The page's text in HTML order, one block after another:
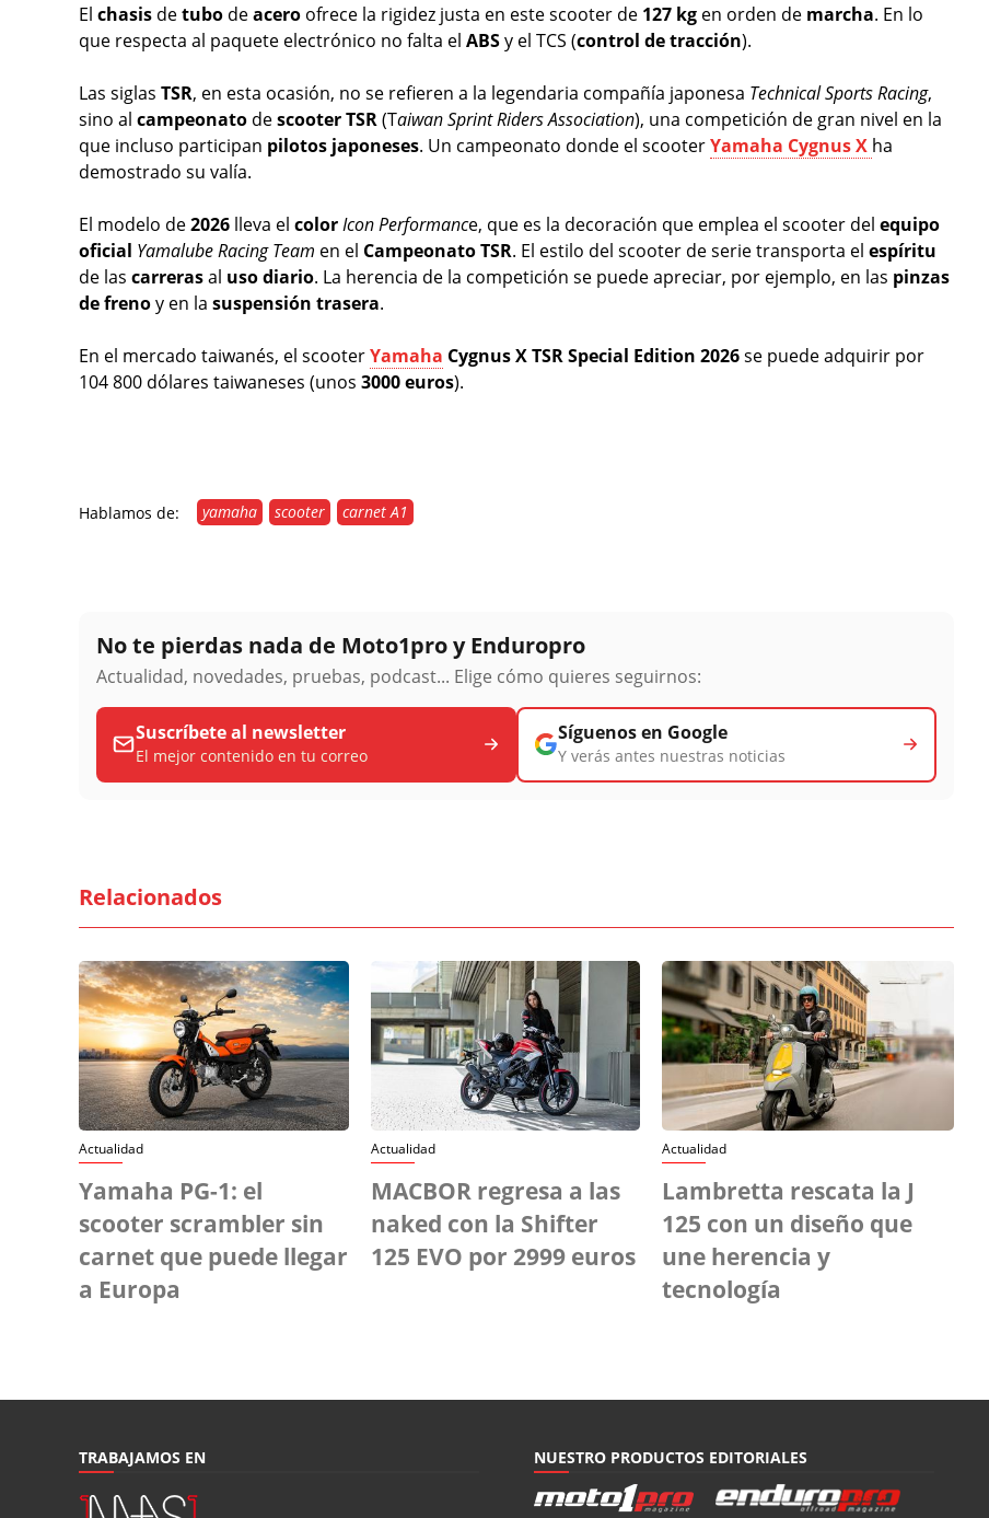
El chasis detubo deacero ofrece la rigidez justa en este scooter de 127 kg en orden de marcha. En lo
que respecta al paquete electrónico no falta el ABSy el TCS (control de tracción).
Las siglas TSR, en esta ocasión, no se refieren a la legendaria compañía japonesa Technical Sports Racing,
sino al campeonato descooterTSR(Taiwan Sprint Riders Association), una competición de gran nivel en la
que incluso participan pilotos japoneses. Un campeonato donde el scooterYamaha Cygnus X ha
demostrado su valía.
El modelo de2026 lleva el colorIcon Performance, que es la decoración que emplea el scooter del equipo
oficial Yamalube Racing Team en el CampeonatoTSR. El estilo del scooter de serie transporta el espíritu
de las carrerasal usodiario. La herencia de la competición se puede apreciar, por ejemplo, en las pinzas
de frenoy en la suspensión trasera.
En el mercado taiwanés, el scooterYamaha Cygnus X TSR Special Edition 2026se puede adquirir por
104 800 dólares taiwaneses (unos 3000 euros).
Hablamos de: yamaha scooter carnet A1
No te pierdas nada de Moto1pro y Enduropro
Actualidad, novedades, pruebas, podcast... Elige cómo quieres seguirnos:
Suscríbete al newsletter
El mejor contenido en tu correo
Síguenos en Google
Y verás antes nuestras noticias
Relacionados
Actualidad
Yamaha PG-1: el
scooter scrambler sin
carnet que puede llegar
a Europa
Actualidad
MACBOR regresa a las
naked con la Shifter
125 EVO por 2999 euros
Actualidad
Lambretta rescata la J
125 con un diseño que
une herencia y
tecnología
TRABAJAMOS EN NUESTRO PRODUCTOS EDITORIALES